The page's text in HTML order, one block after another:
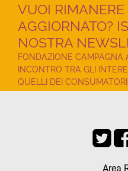
VUOI RIMANERE
AGGIORNATO?
NOSTRA
FONDAZIONE CAMPAGNA
INCONTRO TRA GLI
QUELLI DEI CONSUMATORI.
Area